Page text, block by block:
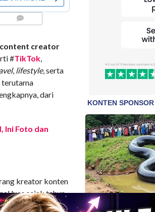
creator
#TikTok,
, lifestyle, serta
terutama
dari
Ini Foto dan
kreator konten
luas sejak tahun
gym dan tempat